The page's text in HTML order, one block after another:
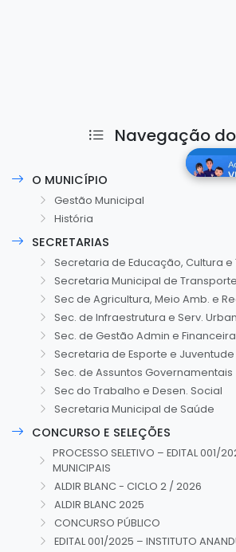
Navegação
O MUNICÍPIO
Gestão Municipal
História
SECRETARIAS
Secretaria de Educação, Cultura e
Secretaria Municipal de
Sec de Agricultura, Meio Amb. e
Sec. de Infraestrutura e Serv.
Sec. de Gestão Admin e
Secretaria de Esporte e Juventude
Sec. de Assuntos Governamentais
Sec do Trabalho e Desen. Social
Secretaria Municipal de Saúde
CONCURSO E SELEÇÕES
PROCESSO SELETIVO – EDITAL 001/
MUNICIPAIS
ALDIR BLANC - CICLO 2 / 2026
ALDIR BLANC 2025
CONCURSO PÚBLICO
EDITAL 001/2025 – INSTITUTO